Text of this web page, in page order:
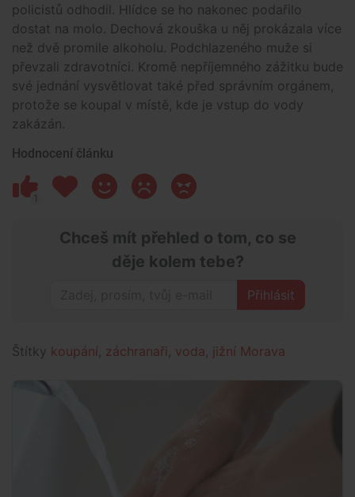
policistů odhodil. Hlídce se ho nakonec podařilo
dostat na molo. Dechová zkouška u něj prokázala více
než dvě promile alkoholu. Podchlazeného muže si
převzali zdravotníci. Kromě nepříjemného zážitku bude
své jednání vysvětlovat také před správním orgánem,
protože se koupal v místě, kde je vstup do vody
zakázán.
Hodnocení článku
1
Chceš mít přehled o tom, co se
děje kolem tebe?
Přihlásit
Štítky koupání záchranaři voda jižní Morava